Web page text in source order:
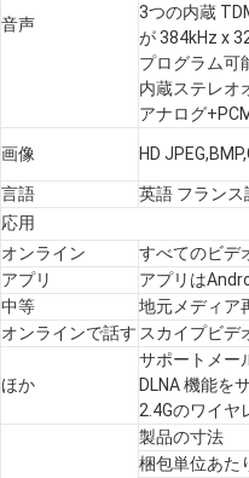
音声
3つの内蔵
が 384kHz x
プログラム可
内蔵ステレオ
アナログ
画像 HD
言語
英語 フラン
応用
オンライン
すべてのビデ
アプリ
アプリは
中等
地元メディア
オンラインで話す スカイプビデ
ほか
サポートメー
DLNA 機能を
2.4Gのワイヤ
製品の寸法
梱包単位あた